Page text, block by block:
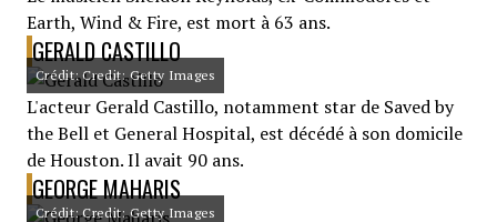
Earth, Wind & Fire, est mort à 63 ans.
GERALD CASTILLO
Crédit: Credit: Getty Images
L'acteur Gerald Castillo, notamment star de Saved by
the Bell et General Hospital, est décédé à son domicile
de Houston. Il avait 90 ans.
GEORGE MAHARIS
Crédit: Credit: Getty Images